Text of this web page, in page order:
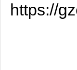
https://